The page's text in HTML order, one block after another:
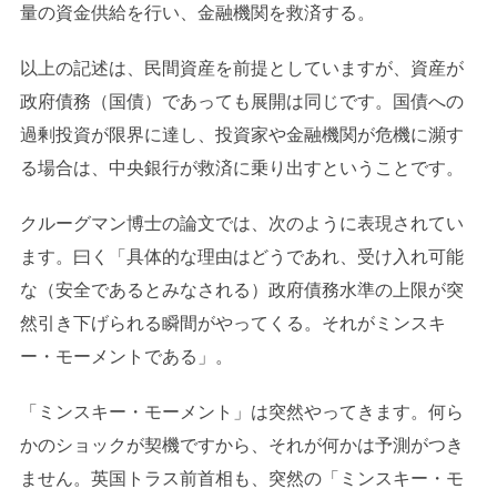
量の資金供給を行い、金融機関を救済する。
以上の記述は、民間資産を前提としていますが、資産が
政府債務（国債）であっても展開は同じです。国債への
過剰投資が限界に達し、投資家や金融機関が危機に瀕す
る場合は、中央銀行が救済に乗り出すということです。
クルーグマン博士の論文では、次のように表現されてい
ます。曰く「具体的な理由はどうであれ、受け入れ可能
な（安全であるとみなされる）政府債務水準の上限が突
然引き下げられる瞬間がやってくる。それがミンスキ
ー・モーメントである」。
「ミンスキー・モーメント」は突然やってきます。何ら
かのショックが契機ですから、それが何かは予測がつき
ません。英国トラス前首相も、突然の「ミンスキー・モ